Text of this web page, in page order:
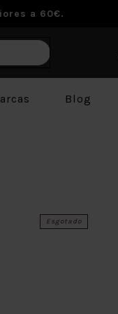
a 60€.
Blog
Esgotado